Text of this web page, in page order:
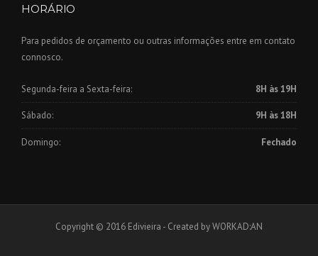
HORÁRIO
Para pedidos de orçamento ou outras informações entre em contato
connosco.
Segunda-feira a Sexta-feira: 8H às 19H
Sábado: 9H às 18H
Domingo: Fechado
Copyright © 2016 Edivieira - Created by WORKAD:AN